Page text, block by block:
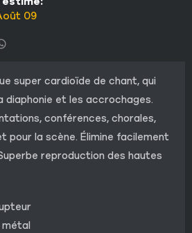
09
super cardioïde de chant, qui
diaphonie et les accrochages.
conférences, chorales,
pour la scène. Élimine facilement
reproduction des hautes